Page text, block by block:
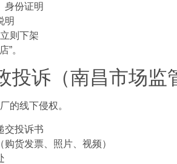
身份证明
明
则下架
”。
投诉（南昌市场监
的线下侵权。
交投诉书
货发票、照片、视频）